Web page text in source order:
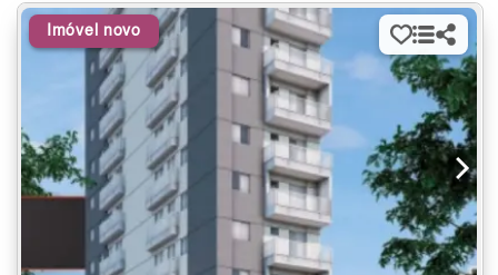
Imóvel novo